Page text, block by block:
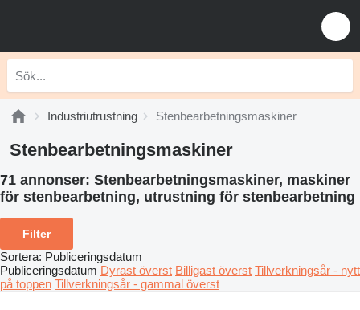
Industriutrustning Stenbearbetningsmaskiner
Stenbearbetningsmaskiner
71 annonser: Stenbearbetningsmaskiner, maskiner
för stenbearbetning, utrustning för stenbearbetning
Filter
Sortera: Publiceringsdatum
Publiceringsdatum Dyrast överst Billigast överst Tillverkningsår - nytt
på toppen Tillverkningsår - gammal överst